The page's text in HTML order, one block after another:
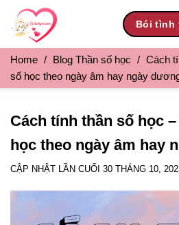
content
Bói tình
Home / Blog Thần số học / Cách
số học theo ngày âm hay ngày
Cách tính thần số học
học theo ngày âm hay
CẬP NHẬT LẦN CUỐI 30 THÁNG 10,